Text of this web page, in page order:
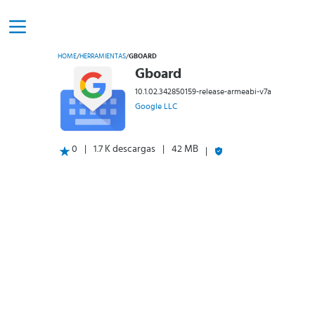
HOME/HERRAMIENTAS/GBOARD
Gboard
10.1.02.342850159-release-armeabi-v7a
Google LLC
0 1.7 K descargas 42 MB